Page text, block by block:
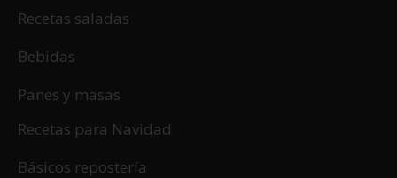
Recetas saladas
Bebidas
Panes y masas
Recetas para Navidad
Básicos repostería